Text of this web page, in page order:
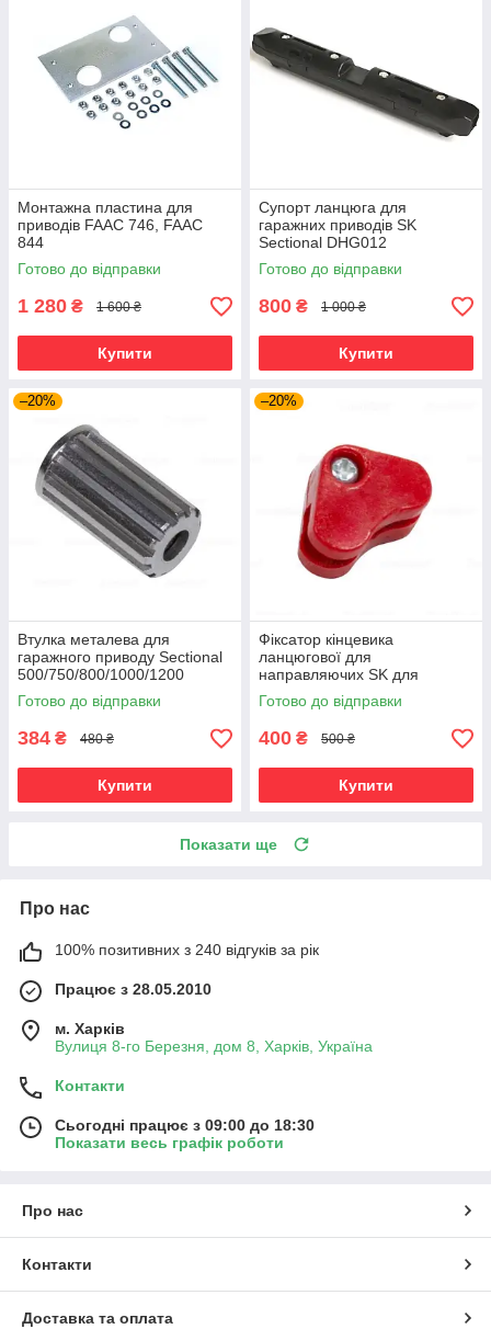
Монтажна пластина для
приводів FAAC 746, FAAC
844
Готово до відправки
1 280 ₴ 1 600 ₴
Купити
Супорт ланцюга для
гаражних приводів SK
Sectional DHG012
Готово до відправки
800 ₴ 1 000 ₴
Купити
–20%
Втулка металева для
гаражного приводу Sectional
500/750/800/1000/1200
Артикул DHG015.
Готово до відправки
384 ₴ 480 ₴
Купити
–20%
Фіксатор кінцевика
ланцюгової для
направляючих SK для
гаражного приводу Sectional
Готово до відправки
400 ₴ 500 ₴
Купити
Показати ще
Про нас
100% позитивних з 240 відгуків за рік
Працює з 28.05.2010
м. Харків
Вулиця 8-го Березня, дом 8, Харків, Україна
Контакти
Сьогодні працює з 09:00 до 18:30
Показати весь графік роботи
Про нас
Контакти
Доставка та оплата